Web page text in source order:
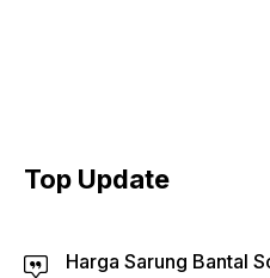
Top Update
Harga Sarung Bantal